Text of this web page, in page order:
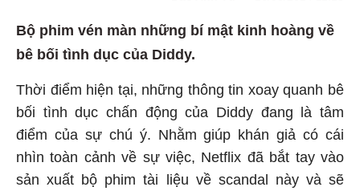
Bộ phim vén màn những bí mật kinh hoàng về
bê bối tình dục của Diddy.
Thời điểm hiện tại, những thông tin xoay quanh bê
bối tình dục chấn động của Diddy đang là tâm
điểm của sự chú ý. Nhằm giúp khán giả có cái
nhìn toàn cảnh về sự việc, Netflix đã bắt tay vào
sản xuất bộ phim tài liệu về scandal này và sẽ